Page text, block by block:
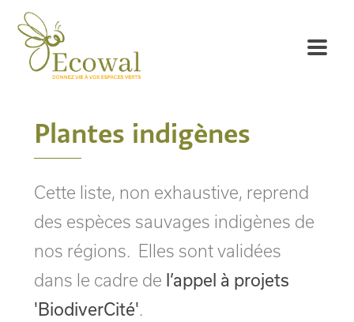
Plantes indigènes
Cette liste, non exhaustive, reprend
des espèces sauvages indigènes de
nos régions. Elles sont validées
dans le cadre de l’appel à projets
'BiodiverCité'